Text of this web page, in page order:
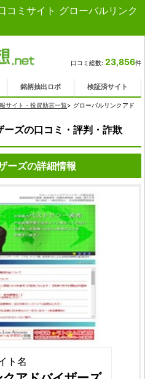
コミサイト グローバルリンク
口コミ総数: 23,856件
銘柄抽出ロボ 検証済サイト
サイト・投資助言一覧> グローバルリンクアド
ズの口コミ・評判・詐欺
ーズの詳細情報
ト名